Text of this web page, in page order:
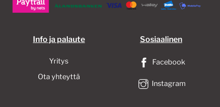
Info ja palaute
Yritys
Ota yhteyttä
Sosiaalinen
Facebook
Instagram